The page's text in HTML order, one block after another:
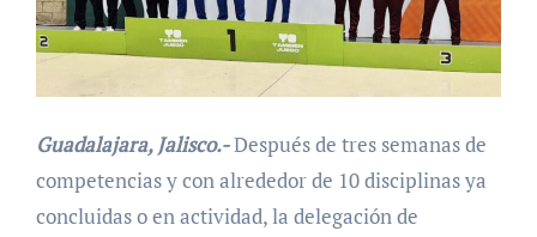
Guadalajara, Jalisco.-Después de tres semanas de
competencias y con alrededor de 10 disciplinas ya
concluidas o en actividad, la delegación de